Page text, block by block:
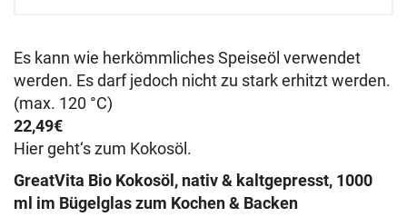
Es kann wie herkömmliches Speiseöl verwendet
werden. Es darf jedoch nicht zu stark erhitzt werden.
(max. 120 °C)
22,49€
Hier geht‘s zum Kokosöl.
GreatVita Bio Kokosöl, nativ & kaltgepresst, 1000
ml im Bügelglas zum Kochen & Backen